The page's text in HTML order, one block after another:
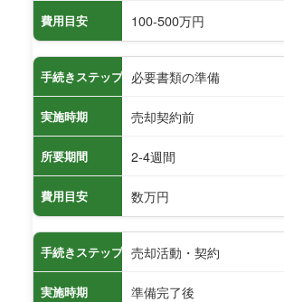
費用目安 100-500万円
手続きステップ 必要書類の準備
実施時期 売却契約前
所要期間 2-4週間
費用目安 数万円
手続きステップ 売却活動・契約
実施時期 準備完了後